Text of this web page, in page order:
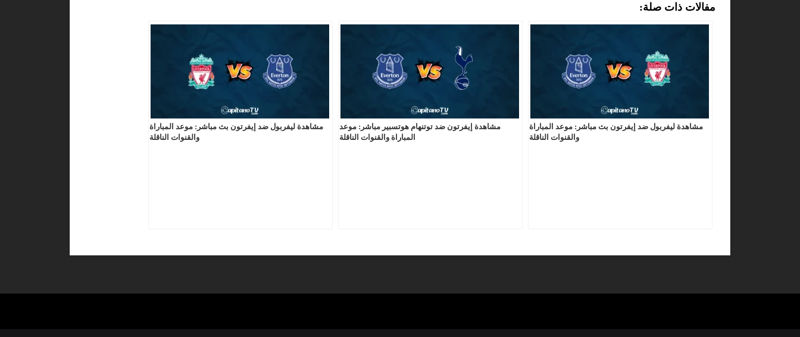
مفالات ذات صلة:
مشاهدة ليفربول ضد إيفرتون بث مباشر: موعد المباراة
والقنوات الناقلة
مشاهدة إيفرتون ضد توتنهام هوتسبير مباشر: موعد
المباراة والقنوات الناقلة
مشاهدة ليفربول ضد إيفرتون بث مباشر: موعد المباراة
والقنوات الناقلة